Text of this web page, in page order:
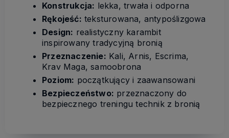
Konstrukcja: lekka, trwała i odporna
Rękojeść: teksturowana, antypoślizgowa
Design: realistyczny karambit
inspirowany tradycyjną bronią
Przeznaczenie: Kali, Arnis, Escrima,
Krav Maga, samoobrona
Poziom: początkujący i zaawansowani
Bezpieczeństwo: przeznaczony do
bezpiecznego treningu technik z bronią